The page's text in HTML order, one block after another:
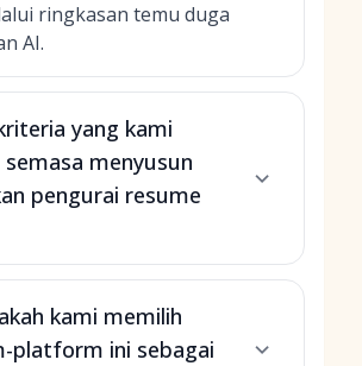
ringkasan temu duga
AI.
yang kami
semasa menyusun
pengurai resume
kami memilih
platform ini sebagai